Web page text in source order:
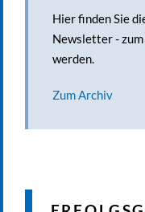
Hier finden Sie
Newsletter -
werden.
Zum Archiv